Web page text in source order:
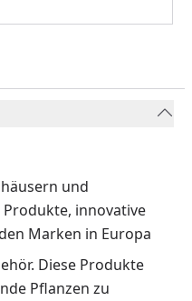
und
innovative
Marken in Europa
Diese Produkte
Pflanzen zu